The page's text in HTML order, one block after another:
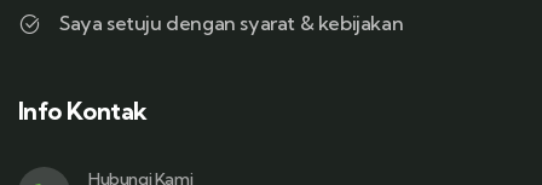
Saya setuju dengan syarat & kebijakan
Info Kontak
Hubungi Kami